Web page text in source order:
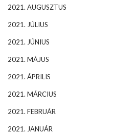
2021. AUGUSZTUS
2021. JÚLIUS
2021. JÚNIUS
2021. MÁJUS
2021. ÁPRILIS
2021. MÁRCIUS
2021. FEBRUÁR
2021. JANUÁR